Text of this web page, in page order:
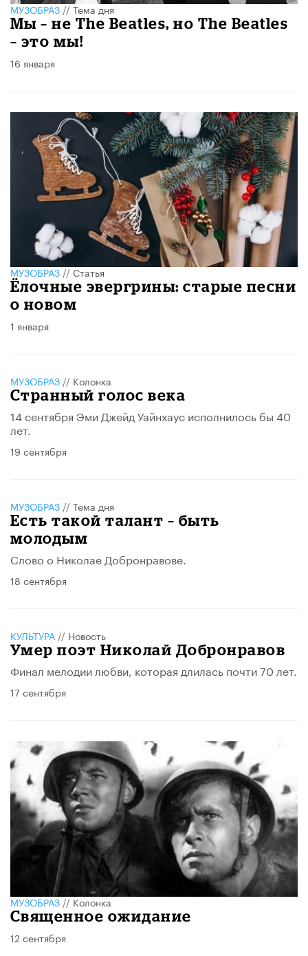
МУЗОБРАЗ//Тема дня
Мы – не The Beatles, но The Beatles
– это мы!
16 января
МУЗОБРАЗ//Статья
Ёлочные эвергрины: старые песни
о новом
1 января
МУЗОБРАЗ // Колонка
Странный голос века
14 сентября Эми Джейд Уайнхаус исполнилось бы 40
лет.
19 сентября
МУЗОБРАЗ // Тема дня
Есть такой талант – быть
молодым
Слово о Николае Добронравове.
18 сентября
КУЛЬТУРА // Новость
Умер поэт Николай Добронравов
Финал мелодии любви, которая длилась почти 70 лет.
17 сентября
МУЗОБРАЗ//Колонка
Священное ожидание
12 сентября